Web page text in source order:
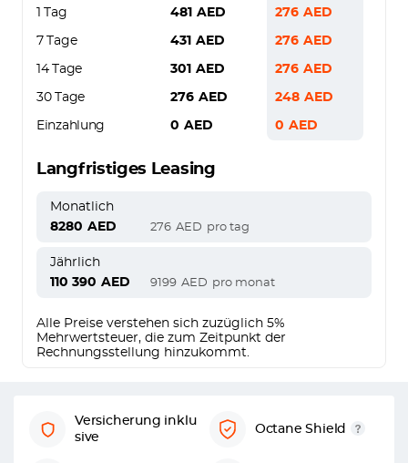
1 Tag 481 AED 276 AED
7 Tage 431 AED 276 AED
14 Tage 301 AED 276 AED
30 Tage 276 AED 248 AED
Einzahlung 0 AED 0 AED
Langfristiges Leasing
Monatlich
8280 AED 276 AED pro tag
Jährlich
110 390 AED 9199 AED pro monat
Alle Preise verstehen sich zuzüglich 5%
Mehrwertsteuer, die zum Zeitpunkt der
Rechnungsstellung hinzukommt.
Versicherung inklu
sive
Octane Shield